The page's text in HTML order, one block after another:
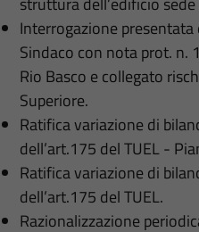
Interrogazione presentata
Sindaco con nota prot. n.
Rio Basco e collegato
Superiore.
Ratifica variazione di
dell’art.175 del TUEL -
Ratifica variazione di
dell’art.175 del TUEL.
Razionalizzazione